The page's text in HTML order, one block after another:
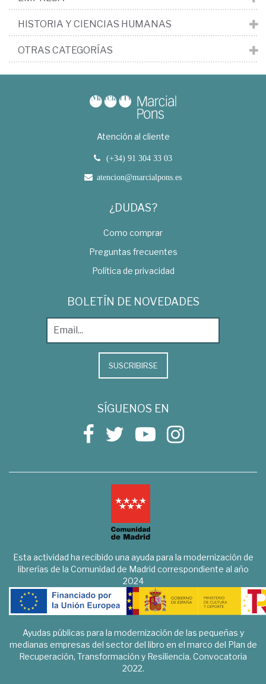
HISTORIA Y CIENCIAS HUMANAS
OTRAS CATEGORÍAS
Atención al cliente
(+34) 91 304 33 03
atencion@marcialpons.es
¿DUDAS?
Como comprar
Preguntas frecuentes
Política de privacidad
BOLETÍN DE NOVEDADES
SUSCRIBIRSE
SÍGUENOS EN
Esta actividad ha recibido una ayuda para la modernización de
librerías de la Comunidad de Madrid correspondiente al año
2024
Ayudas públicas para la modernización de las pequeñas y
medianas empresas del sector del libro en el marco del Plan de
Recuperación, Transformación y Resiliencia. Convocatoria
2022.